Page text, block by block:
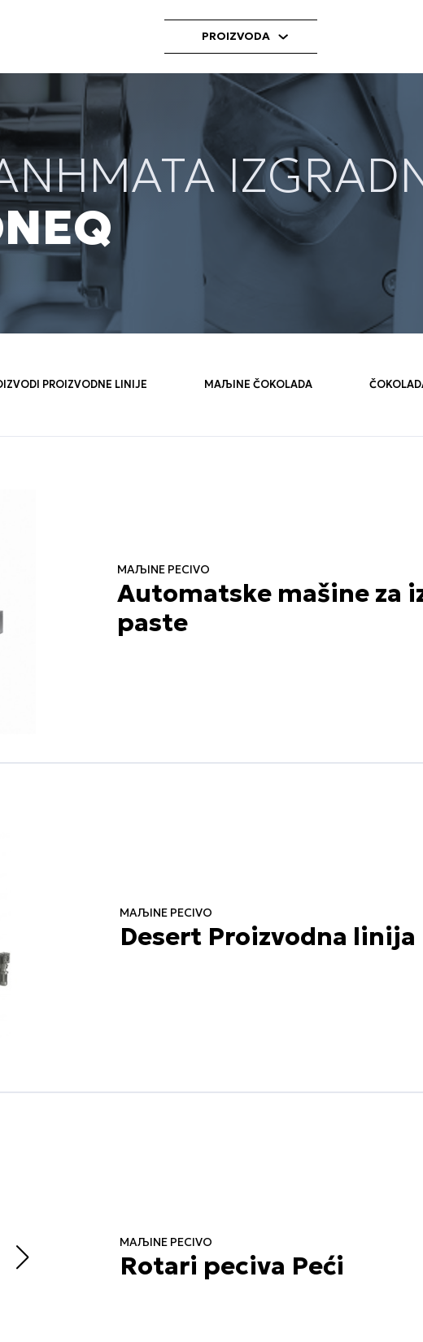
PROIZVODA
PROIZVODNE LINIJE MAЉINE ČOKOLADA
MAЉINE PECIVO
Automatske mašine za
paste
MAЉINE PECIVO
Desert Proizvodna linija
MAЉINE PECIVO
Rotari peciva Peći